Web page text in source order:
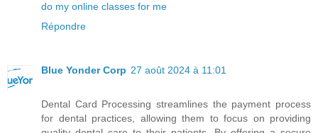
do my online classes for me
Répondre
Blue Yonder Corp 27 août 2024 à 11:01
Dental Card Processing streamlines the payment process
for dental practices, allowing them to focus on providing